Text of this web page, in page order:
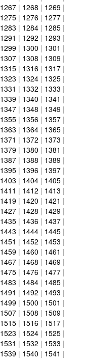
1267 | 1268 | 1269 |
1275 | 1276 | 1277 |
1283 | 1284 | 1285 |
1291 | 1292 | 1293 |
1299 | 1300 | 1301 |
1307 | 1308 | 1309 |
1315 | 1316 | 1317 |
1323 | 1324 | 1325 |
1331 | 1332 | 1333 |
1339 | 1340 | 1341 |
1347 | 1348 | 1349 |
1355 | 1356 | 1357 |
1363 | 1364 | 1365 |
1371 | 1372 | 1373 |
1379 | 1380 | 1381 |
1387 | 1388 | 1389 |
1395 | 1396 | 1397 |
1403 | 1404 | 1405 |
1411 | 1412 | 1413 |
1419 | 1420 | 1421 |
1427 | 1428 | 1429 |
1435 | 1436 | 1437 |
1443 | 1444 | 1445 |
1451 | 1452 | 1453 |
1459 | 1460 | 1461 |
1467 | 1468 | 1469 |
1475 | 1476 | 1477 |
1483 | 1484 | 1485 |
1491 | 1492 | 1493 |
1499 | 1500 | 1501 |
1507 | 1508 | 1509 |
1515 | 1516 | 1517 |
1523 | 1524 | 1525 |
1531 | 1532 | 1533 |
1539 | 1540 | 1541 |